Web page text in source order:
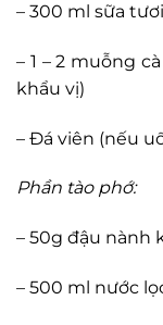
– 300 ml sữa
– 1 – 2 muỗng
khẩu vị)
– Đá viên (nếu
Phần tào phớ:
– 50g đậu nành
– 500 ml nước